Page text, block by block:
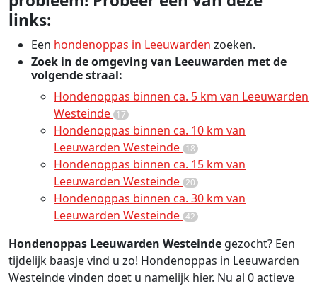
links:
Een hondenoppas in Leeuwarden zoeken.
Zoek in de omgeving van Leeuwarden met de
volgende straal:
Hondenoppas binnen ca. 5 km van Leeuwarden
Westeinde 17
Hondenoppas binnen ca. 10 km van
Leeuwarden Westeinde 18
Hondenoppas binnen ca. 15 km van
Leeuwarden Westeinde 20
Hondenoppas binnen ca. 30 km van
Leeuwarden Westeinde 42
Hondenoppas Leeuwarden Westeinde gezocht? Een
tijdelijk baasje vind u zo! Hondenoppas in Leeuwarden
Westeinde vinden doet u namelijk hier. Nu al 0 actieve